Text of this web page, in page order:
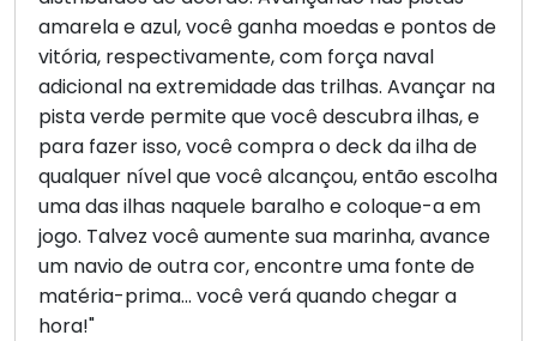
amarela e azul, você ganha moedas e pontos de
vitória, respectivamente, com força naval
adicional na extremidade das trilhas. Avançar na
pista verde permite que você descubra ilhas, e
para fazer isso, você compra o deck da ilha de
qualquer nível que você alcançou, então escolha
uma das ilhas naquele baralho e coloque-a em
jogo. Talvez você aumente sua marinha, avance
um navio de outra cor, encontre uma fonte de
matéria-prima... você verá quando chegar a
hora!"